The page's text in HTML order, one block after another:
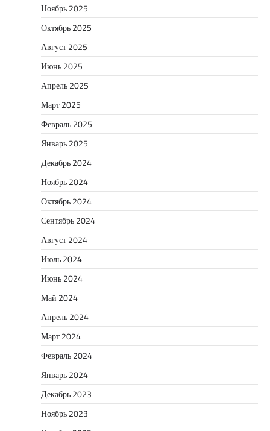
Ноябрь 2025
Октябрь 2025
Август 2025
Июнь 2025
Апрель 2025
Март 2025
Февраль 2025
Январь 2025
Декабрь 2024
Ноябрь 2024
Октябрь 2024
Сентябрь 2024
Август 2024
Июль 2024
Июнь 2024
Май 2024
Апрель 2024
Март 2024
Февраль 2024
Январь 2024
Декабрь 2023
Ноябрь 2023